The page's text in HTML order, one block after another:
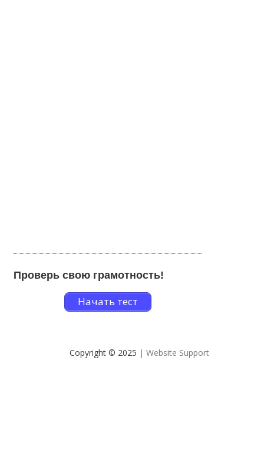
Проверь свою грамотность!
Начать тест
Copyright © 2025 | Website Support